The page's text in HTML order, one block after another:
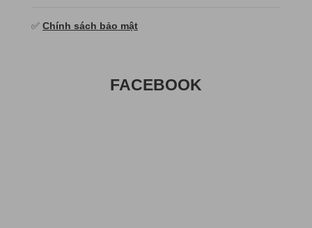
✅ Chính sách bảo mật
FACEBOOK